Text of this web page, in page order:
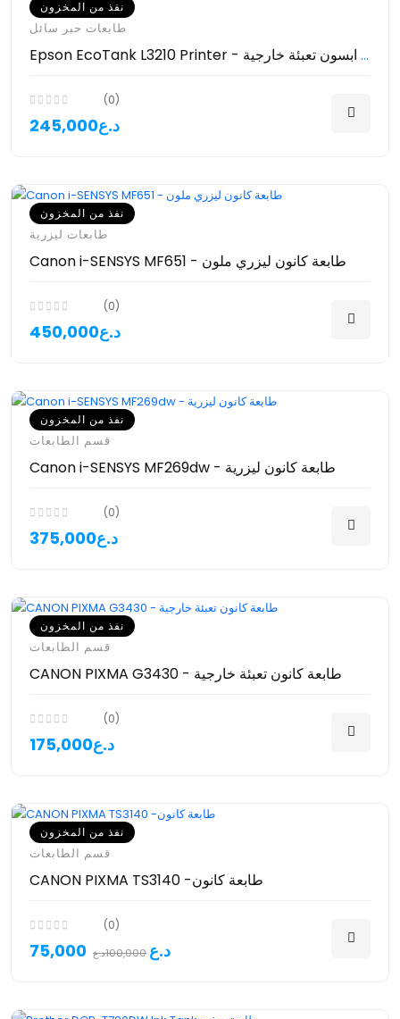
نفذ من المخزون
طابعات حبر سائل
Epson EcoTank L3210 Printer - طابعة ابسون تعبئة خارجية
(0)
245,000د.ع
نفذ من المخزون
طابعات ليزرية
Canon i-SENSYS MF651 - طابعة كانون ليزري ملون
(0)
450,000د.ع
نفذ من المخزون
قسم الطابعات
Canon i-SENSYS MF269dw - طابعة كانون ليزرية
(0)
375,000د.ع
نفذ من المخزون
قسم الطابعات
CANON PIXMA G3430 - طابعة كانون تعبئة خارجية
(0)
175,000د.ع
نفذ من المخزون
قسم الطابعات
CANON PIXMA TS3140 -طابعة كانون
(0)
75,000د.ع 100,000د.ع